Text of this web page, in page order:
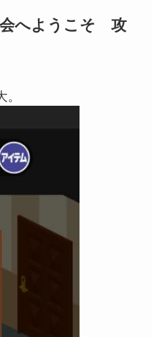
へようこそ 攻